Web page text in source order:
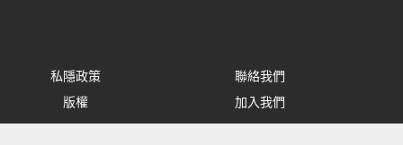
私隱政策
聯絡我們
版權 加入我們